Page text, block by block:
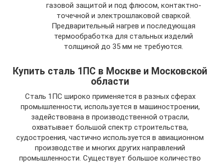
газовой защитой и под флюсом, контактно-
точечной и электрошлаковой сваркой.
Предварительный нагрев и последующая
термообработка для стальных изделий
толщиной до 35 мм не требуются.
Купить сталь 1ПС в Москве и Московской
области
Сталь 1ПС широко применяется в разных сферах
промышленности, используется в машиностроении,
задействована в производственной отрасли,
охватывает большой спектр строительства,
судостроения, частично используется в авиационном
производстве и многих других направлений
промышленности. Существует большое количество